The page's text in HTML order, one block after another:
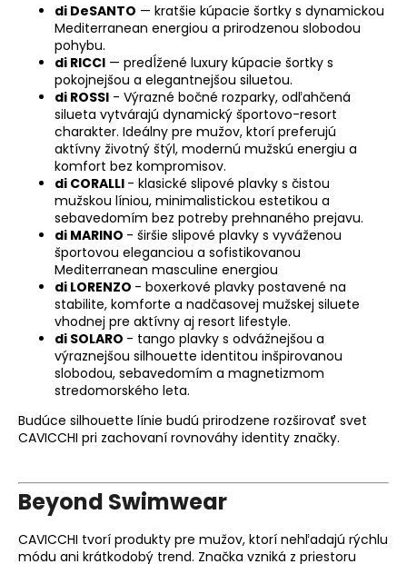
di DeSANTO — kratšie kúpacie šortky s dynamickou
Mediterranean energiou a prirodzenou slobodou
pohybu.
di RICCI — predĺžené luxury kúpacie šortky s
pokojnejšou a elegantnejšou siluetou.
di ROSSI - Výrazné bočné rozparky, odľahčená
silueta vytvárajú dynamický športovo-resort
charakter. Ideálny pre mužov, ktorí preferujú
aktívny životný štýl, modernú mužskú energiu a
komfort bez kompromisov.
di CORALLI - klasické slipové plavky s čistou
mužskou líniou, minimalistickou estetikou a
sebavedomím bez potreby prehnaného prejavu.
di MARINO - širšie slipové plavky s vyváženou
športovou eleganciou a sofistikovanou
Mediterranean masculine energiou
di LORENZO - boxerkové plavky postavené na
stabilite, komforte a nadčasovej mužskej siluete
vhodnej pre aktívny aj resort lifestyle.
di SOLARO - tango plavky s odvážnejšou a
výraznejšou silhouette identitou inšpirovanou
slobodou, sebavedomím a magnetizmom
stredomorského leta.
Budúce silhouette línie budú prirodzene rozširovať svet
CAVICCHI pri zachovaní rovnováhy identity značky.
Beyond Swimwear
CAVICCHI tvorí produkty pre mužov, ktorí nehľadajú rýchlu
módu ani krátkodobý trend. Značka vzniká z priestoru